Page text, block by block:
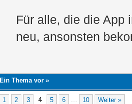
Für alle, die die App
neu, ansonsten
Ein Thema vor »
1 2 3 4 5 6 10 Weiter »